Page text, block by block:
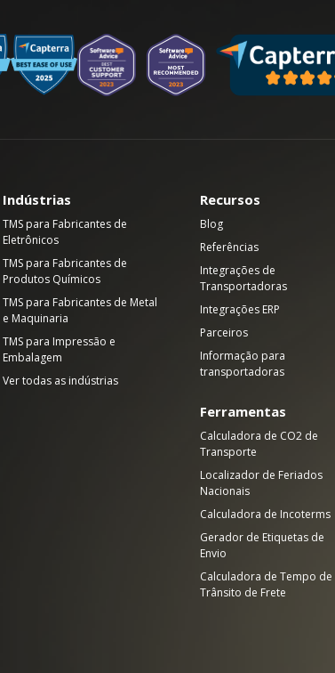
Indústrias
TMS para Fabricantes de
Eletrônicos
TMS para Fabricantes de
Produtos Químicos
TMS para Fabricantes de Metal
e Maquinaria
TMS para Impressão e
Embalagem
Ver todas as indústrias
Recursos
Blog
Referências
Integrações de
Transportadoras
Integrações ERP
Parceiros
Informação para
transportadoras
Ferramentas
Calculadora de CO2 de
Transporte
Localizador de Feriados
Nacionais
Calculadora de Incoterms
Gerador de Etiquetas de
Envio
Calculadora de Tempo de
Trânsito de Frete